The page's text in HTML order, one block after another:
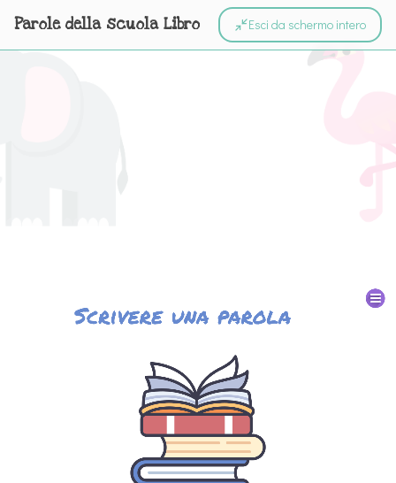
Parole della scuola Libro Esci da schermo intero